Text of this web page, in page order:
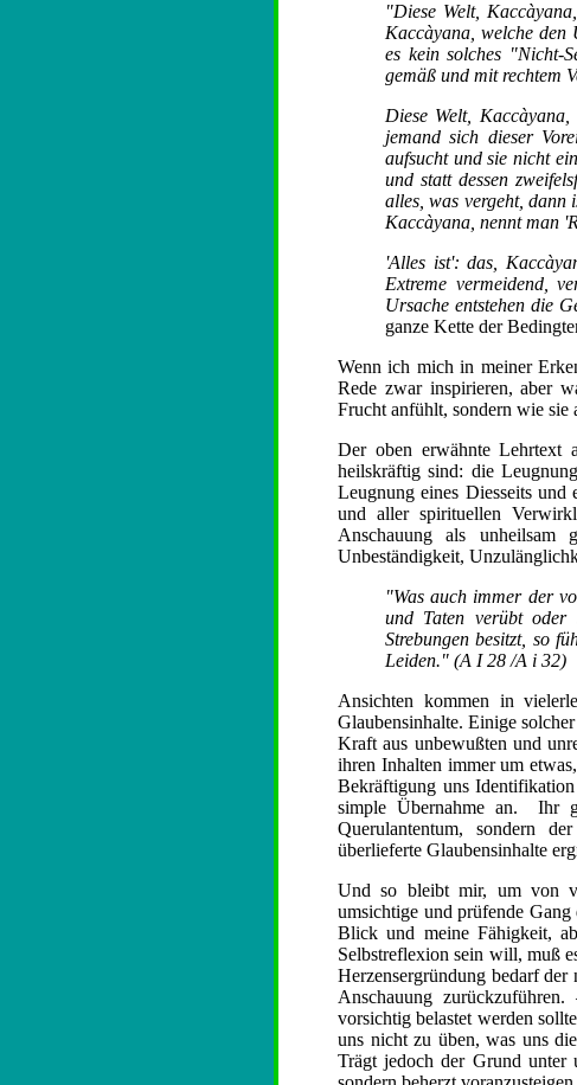
"Diese Welt,
Kaccàyana, welche den
es kein solches "Nicht-
gemäß und mit rechtem
Diese Welt,
jemand sich dieser
aufsucht und sie nicht
und statt dessen
alles, was vergeht, dann
Kaccàyana, nennt man
'Alles ist': das,
Extreme vermeidend,
Ursache entstehen die
ganze Kette der
Wenn ich mich in meiner
Rede zwar inspirieren, aber
Frucht anfühlt, sondern wie sie
Der oben erwähnte Lehrtext
heilskräftig sind: die
Leugnung eines Diesseits und
und aller spirituellen
Anschauung als unheilsam
Unbeständigkeit,
"Was auch immer der
und Taten verübt oder
Strebungen besitzt, so
Leiden." (A I 28 /A i 32)
Ansichten kommen in
Glaubensinhalte. Einige
Kraft aus unbewußten und
ihren Inhalten immer um
Bekräftigung uns
simple Übernahme an. Ihr
Querulantentum, sondern
überlieferte Glaubensinhalte
Und so bleibt mir, um von
umsichtige und prüfende Gang
Blick und meine Fähigkeit,
Selbstreflexion sein will, muß
Herzensergründung bedarf
Anschauung
vorsichtig belastet werden
uns nicht zu üben, was uns
Trägt jedoch der Grund unter